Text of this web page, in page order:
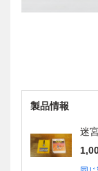
製品情報
迷